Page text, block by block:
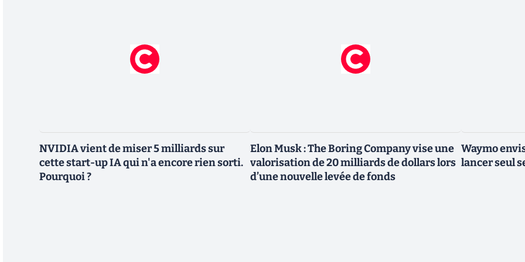
NVIDIA vient de miser 5 milliards sur
cette start-up IA qui n'a encore rien sorti.
Pourquoi ?
Elon Musk : The Boring Company vise une
valorisation de 20 milliards de dollars lors
d’une nouvelle levée de fonds
Waymo
lancer seul